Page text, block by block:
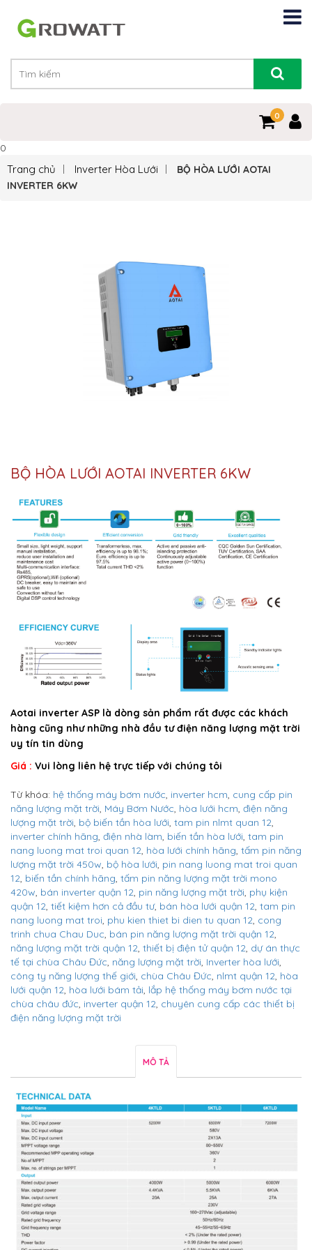
0
0
Trang chủ Inverter Hòa Lưới
BỘ HÒA LƯỚI AOTAI
INVERTER 6KW
BỘ HÒA LƯỚI AOTAI INVERTER 6KW
Aotai inverter ASP là dòng sản phẩm rất được các khách
hàng cũng như những nhà đầu tư điện năng lượng mặt trời
uy tín tin dùng
Giá : Vui lòng liên hệ trực tiếp với chúng tôi
Từ khóa: hệ thống máy bơm nước, inverter hcm, cung cấp pin
năng lượng mặt trời, Máy Bơm Nước, hòa lưới hcm, điện năng
lượng mặt trời, bộ biến tần hòa lưới, tam pin nlmt quan 12,
inverter chính hãng, điện nhà làm, biến tần hòa lưới, tam pin
nang luong mat troi quan 12, hòa lưới chính hãng, tấm pin năng
lượng mặt trời 450w, bộ hòa lưới, pin nang luong mat troi quan
12, biến tần chính hãng, tấm pin năng lượng mặt trời mono
420w, bán inverter quận 12, pin năng lượng mặt trời, phụ kiện
quận 12, tiết kiệm hơn cả đầu tư, bán hòa lưới quận 12, tam pin
nang luong mat troi, phu kien thiet bi dien tu quan 12, cong
trinh chua Chau Duc, bán pin năng lượng mặt trời quận 12,
năng lượng mặt trời quận 12, thiết bị điện tử quận 12, dự án thực
tế tại chùa Châu Đức, năng lượng mặt trời, Inverter hòa lưới,
công ty năng lượng thế giới, chùa Châu Đức, nlmt quận 12, hòa
lưới quận 12, hòa lưới bám tải, lắp hệ thống máy bơm nước tại
chùa châu đức, inverter quận 12, chuyên cung cấp các thiết bị
điện năng lượng mặt trời
MÔ TẢ